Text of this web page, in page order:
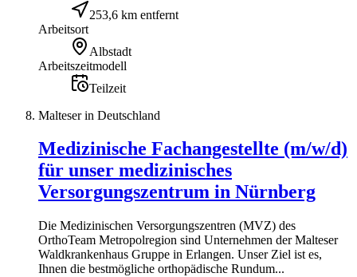
253,6 km entfernt
Arbeitsort
Albstadt
Arbeitszeitmodell
Teilzeit
Malteser in Deutschland
Medizinische Fachangestellte (m/w/d)
für unser medizinisches
Versorgungszentrum in Nürnberg
Die Medizinischen Versorgungszentren (MVZ) des
OrthoTeam Metropolregion sind Unternehmen der Malteser
Waldkrankenhaus Gruppe in Erlangen. Unser Ziel ist es,
Ihnen die bestmögliche orthopädische Rundum...